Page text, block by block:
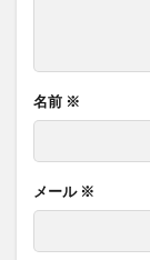
名前 ※
メール ※